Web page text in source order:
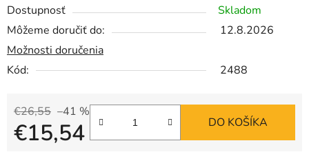
Dostupnosť
Skladom
Môžeme doručiť do:
12.8.2026
Možnosti doručenia
Kód:
2488
€26,55 –41 %
€15,54 DO KOŠÍKA